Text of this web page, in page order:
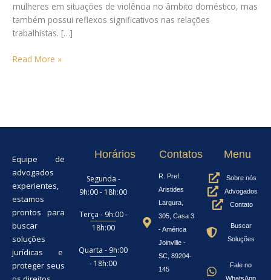
mulheres em situações de violência no âmbito doméstico, mas
também possui reflexos significativos nas relações
trabalhistas. […]
Read More »
Equipe de
advogados
experientes,
estamos
prontos para
buscar
soluções
jurídicas e
proteger seus
Horários
Segunda -
9h:00 - 18h:00
Terça - 9h:00 -
18h:00
Quarta - 9h:00
- 18h:00
Contatos
R. Pref.
Aristides
Largura,
305, Casa 3
- América
Joinville -
SC, 89204-
145
Menu
Sobre nós
Advogados
Contato
Buscar
Soluções
Fale no
WhatsApp